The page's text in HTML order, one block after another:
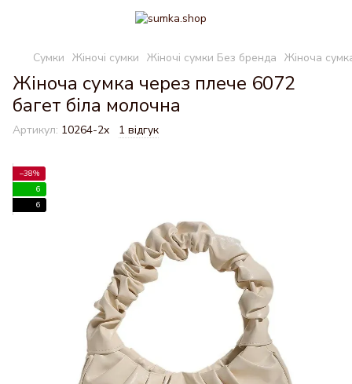
Сумки Жіночі сумки Жіночі сумки Без бренда Жіноча
Жіноча сумка через плече 6072
багет біла молочна
Артикул: 10264-2x 1 відгук
−38%
6
6